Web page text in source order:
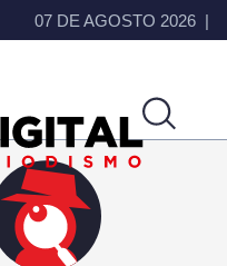
07 DE AGOSTO 2026